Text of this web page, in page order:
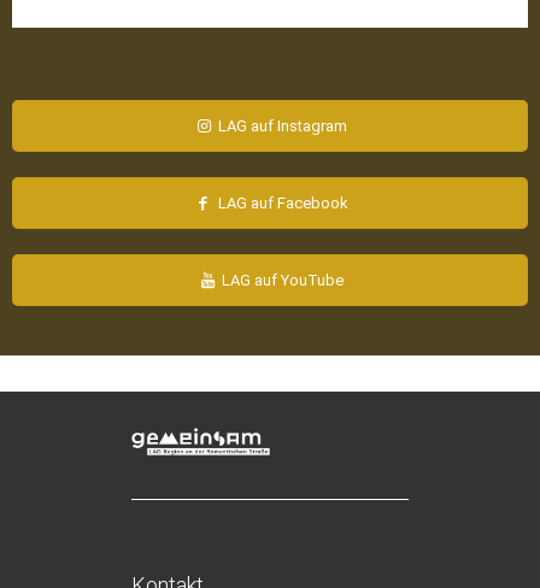
LAG auf Instagram
LAG auf Facebook
LAG auf YouTube